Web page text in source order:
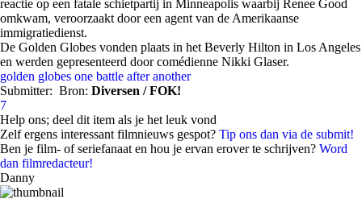
reactie op een fatale schietpartij in Minneapolis waarbij Renee Good
omkwam, veroorzaakt door een agent van de Amerikaanse
immigratiedienst.
De Golden Globes vonden plaats in het Beverly Hilton in Los Angeles
en werden gepresenteerd door comédienne Nikki Glaser.
golden globes one battle after another
Submitter: Bron: Diversen / FOK!
7
Help ons; deel dit item als je het leuk vond
Zelf ergens interessant filmnieuws gespot? Tip ons dan via de submit!
Ben je film- of seriefanaat en hou je ervan erover te schrijven? Word
dan filmredacteur!
Danny